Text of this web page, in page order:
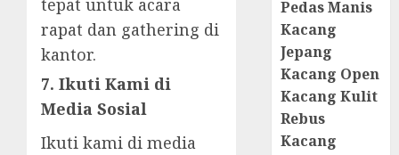
tepat untuk acara
rapat dan gathering di
kantor.
7. Ikuti Kami di
Media Sosial
Ikuti kami di media
Pedas Manis
Kacang
Jepang
Kacang Open
Kacang Kulit
Rebus
Kacang